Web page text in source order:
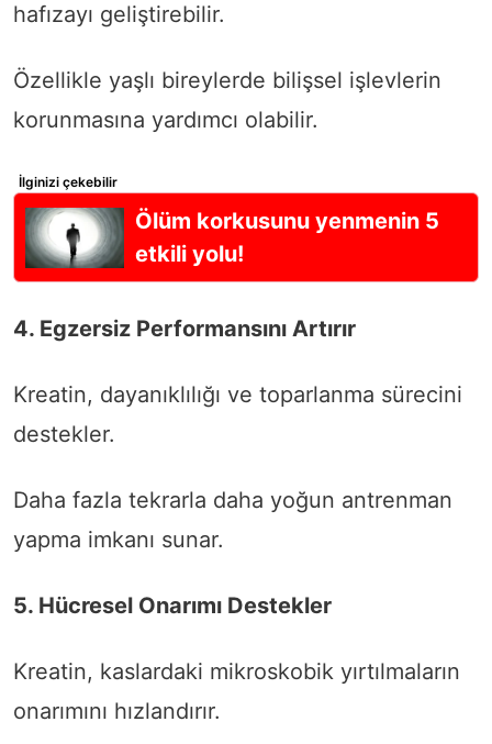
hafızayı geliştirebilir.
Özellikle yaşlı bireylerde bilişsel işlevlerin
korunmasına yardımcı olabilir.
İlginizi çekebilir
Ölüm korkusunu yenmenin 5
etkili yolu!
4. Egzersiz Performansını Artırır
Kreatin, dayanıklılığı ve toparlanma sürecini
destekler.
Daha fazla tekrarla daha yoğun antrenman
yapma imkanı sunar.
5. Hücresel Onarımı Destekler
Kreatin, kaslardaki mikroskobik yırtılmaların
onarımını hızlandırır.